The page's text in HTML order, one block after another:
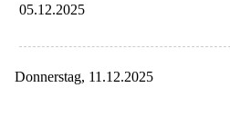
05.12.2025
Donnerstag, 11.12.2025